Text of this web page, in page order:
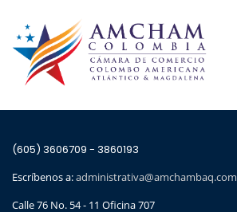
(605) 3606709 - 3860193
Escríbenos a:administrativa@amchambaq.com
Calle 76 No. 54 - 11 Oficina 707